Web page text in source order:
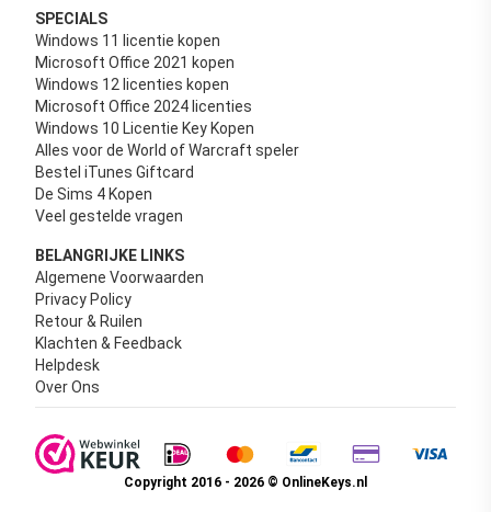
SPECIALS
Windows 11 licentie kopen
Microsoft Office 2021 kopen
Windows 12 licenties kopen
Microsoft Office 2024 licenties
Windows 10 Licentie Key Kopen
Alles voor de World of Warcraft speler
Bestel iTunes Giftcard
De Sims 4 Kopen
Veel gestelde vragen
BELANGRIJKE LINKS
Algemene Voorwaarden
Privacy Policy
Retour & Ruilen
Klachten & Feedback
Helpdesk
Over Ons
Copyright 2016 - 2026 © OnlineKeys.nl